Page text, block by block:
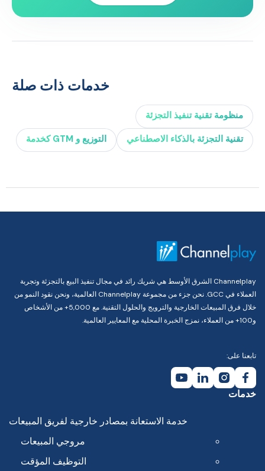
خدمات ذات صلة
منظومة تقنية تنفيذ التجزئة
تقنية التجزئة بالذكاء الاصطناعي
التوزيع و GTM كخدمة
Channelplay الشرق الأوسط هي شريك رائد في مجال تنفيذ البيع بالتجزئة وتجربة
العملاء في GCC. نحن جزء من مجموعة Channelplay العالمية، ونحن نقود النمو من
خلال فرق المبيعات الخارجية والترويج والحلول التقنية. مع 5,000+ من الأشخاص
و100+ من العملاء، نمزج الخبرة المحلية مع المعايير العالمية.
تابعنا على:
خدمات
خدمة الاستعانة بمصادر خارجية لفريق المبيعات
مروجي المبيعات
التوظيف المؤقت